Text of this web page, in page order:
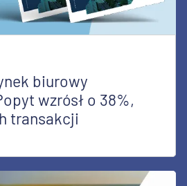
biurowy
wzrósł o 38%,
transakcji